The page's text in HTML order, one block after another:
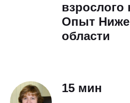
взрослого
Опыт
области
15 мин